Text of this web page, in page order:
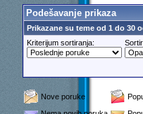
Podešavanje prikaza
Prikazane su teme od 1 do 30
Kriterijum sortiranja:
Nove poruke